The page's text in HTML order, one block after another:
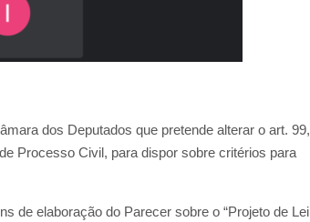
dos Deputados que pretende alterar o art. 99,
Processo Civil, para dispor sobre critérios para
de elaboração do Parecer sobre o “Projeto de Lei